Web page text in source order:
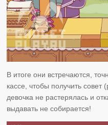
В итоге они встречаются,
кассе, чтобы получить совет
девочка не растерялась и
выдавать не собирается!